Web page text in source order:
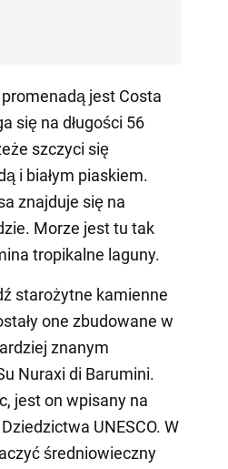
jest Costa
się na długości 56
szczyci się
i białym piaskiem.
znajduje się na
Morze jest tu tak
tropikalne laguny.
starożytne kamienne
one zbudowane w
znanym
Nuraxi di Barumini.
jest on wpisany na
UNESCO. W
średniowieczny